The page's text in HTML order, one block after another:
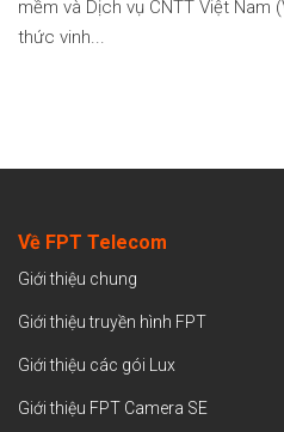
mềm và Dịch vụ CNTT Việt Nam
thức vinh...
Về FPT Telecom
Giới thiệu chung
Giới thiệu truyền hình FPT
Giới thiệu các gói Lux
Giới thiệu FPT Camera SE